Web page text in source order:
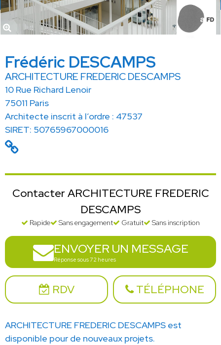
Frédéric DESCAMPS
ARCHITECTURE FREDERIC DESCAMPS
10 Rue Richard Lenoir
75011 Paris
Architecte inscrit à l’ordre : 47537
SIRET: 50765967000016
Contacter ARCHITECTURE FREDERIC
DESCAMPS
Rapide Sans engagement Gratuit Sans inscription
ENVOYER UN MESSAGE
Réponse sous 72 heures
RDV TÉLÉPHONE
ARCHITECTURE FREDERIC DESCAMPS est
disponible pour de nouveaux projets.